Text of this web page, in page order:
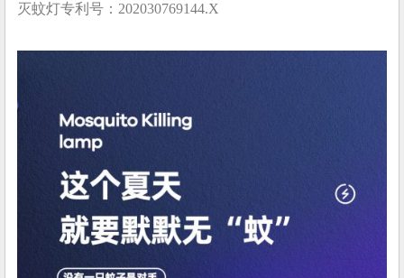
灭蚊灯专利号：202030769144.X